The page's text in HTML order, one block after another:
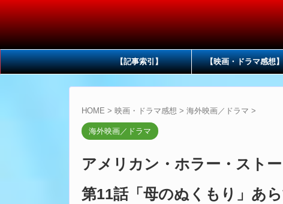
【記事索引】 【映画・ドラマ感想】
HOME > 映画・ドラマ感想 > 海外映画／ドラマ >
海外映画／ドラマ
アメリカン・ホラー・スト
第11話「母のぬくもり」あ